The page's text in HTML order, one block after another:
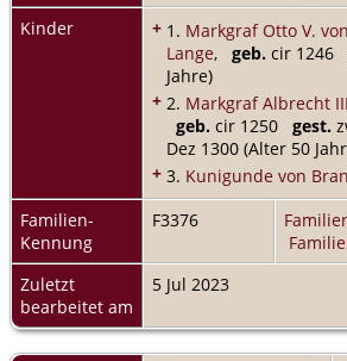
Kinder
+ 1. Markgraf Otto V.
Lange, geb. cir 1246
Jahre)
+ 2. Markgraf Albrecht
geb. cir 1250 gest.
Dez 1300 (Alter 50
+ 3. Kunigunde von
Familien-
Kennung
F3376
Zuletzt
bearbeitet am
5 Jul 2023